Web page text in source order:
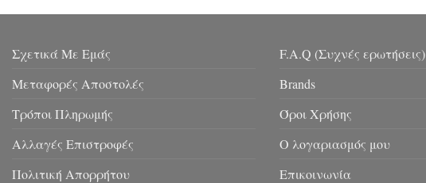
Σχετικά Με Εμάς
Μεταφορές Αποστολές
Τρόποι Πληρωμής
Αλλαγές Επιστροφές
Πολιτική Απορρήτου
F.A.Q (Συχνές ερωτήσεις)
Brands
Όροι Χρήσης
Ο λογαριασμός μου
Επικοινωνία